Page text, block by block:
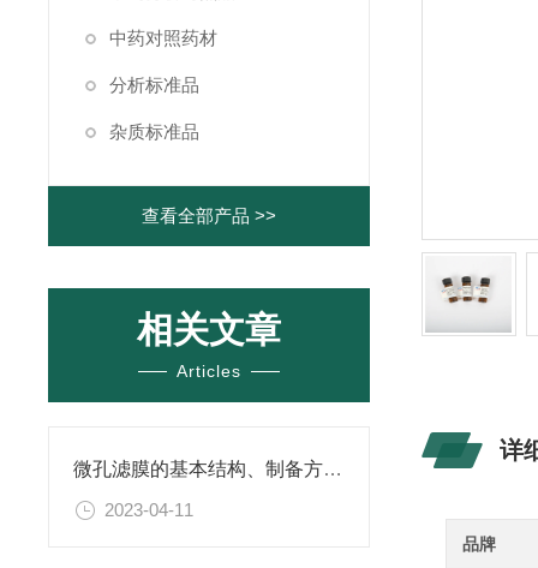
中药对照药材
分析标准品
杂质标准品
查看全部产品 >>
相关文章
Articles
微孔滤膜的基本结构、制备方法、性能特点以及应用领域
2023-04-11
详
品牌